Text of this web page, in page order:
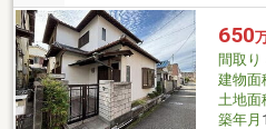
650
間取り
建物面
土地面
築年月